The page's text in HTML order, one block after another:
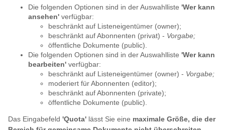
Die folgenden Optionen sind in der Auswahlliste 'Wer kann
ansehen' verfügbar:
beschränkt auf Listeneigentümer (owner);
beschränkt auf Abonnenten (privat) - Vorgabe;
öffentliche Dokumente (public).
Die folgenden Optionen sind in der Auswahlliste 'Wer kann
bearbeiten' verfügbar:
beschränkt auf Listeneigentümer (owner) - Vorgabe;
moderiert für Abonnenten (editor);
beschränkt auf Abonnenten (private);
öffentliche Dokumente (public).
Das Eingabefeld 'Quota' lässt Sie eine maximale Größe, die der